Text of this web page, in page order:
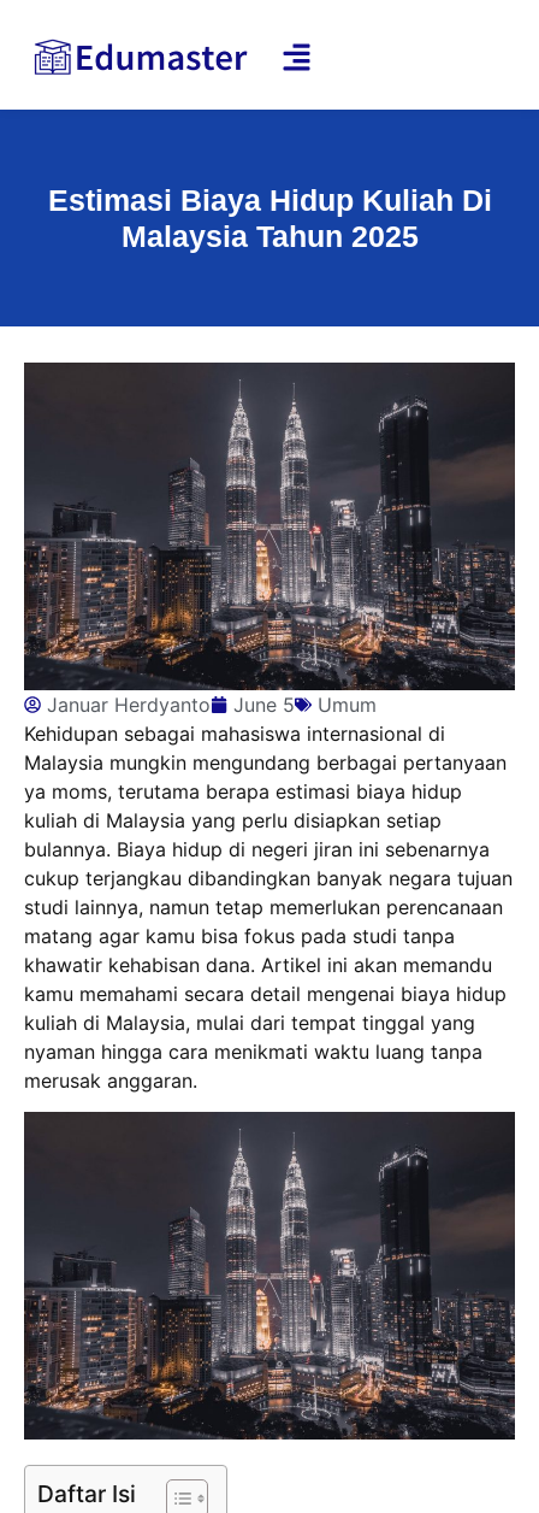
Estimasi Biaya Hidup Kuliah Di
Malaysia Tahun 2025
Januar Herdyanto June 5
Umum
Kehidupan sebagai mahasiswa internasional di
Malaysia mungkin mengundang berbagai pertanyaan
ya moms, terutama berapa estimasi biaya hidup
kuliah di Malaysia yang perlu disiapkan setiap
bulannya. Biaya hidup di negeri jiran ini sebenarnya
cukup terjangkau dibandingkan banyak negara tujuan
studi lainnya, namun tetap memerlukan perencanaan
matang agar kamu bisa fokus pada studi tanpa
khawatir kehabisan dana. Artikel ini akan memandu
kamu memahami secara detail mengenai biaya hidup
kuliah di Malaysia, mulai dari tempat tinggal yang
nyaman hingga cara menikmati waktu luang tanpa
merusak anggaran.
Daftar Isi